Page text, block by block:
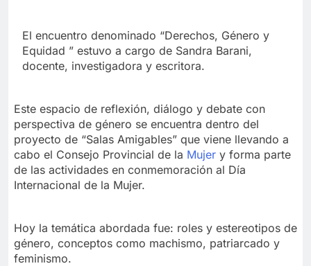
El encuentro denominado “Derechos, Género y
Equidad ” estuvo a cargo de Sandra Barani,
docente, investigadora y escritora.
Este espacio de reflexión, diálogo y debate con
perspectiva de género se encuentra dentro del
proyecto de “Salas Amigables” que viene llevando a
cabo el Consejo Provincial de la Mujer y forma parte
de las actividades en conmemoración al Día
Internacional de la Mujer.
Hoy la temática abordada fue: roles y estereotipos de
género, conceptos como machismo, patriarcado y
feminismo.